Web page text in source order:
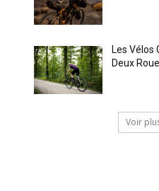
Les Vélos
Deux
Voir